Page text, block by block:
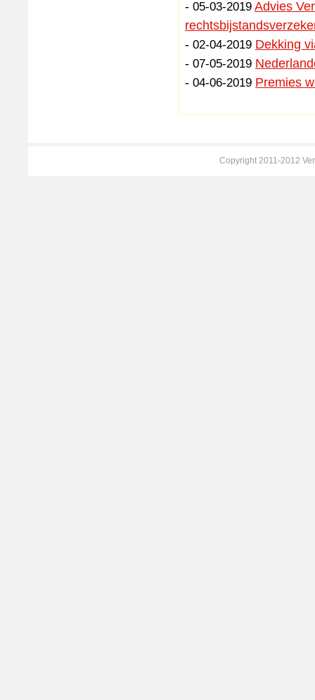
- 05-03-2019 Advies
- 02-04-2019 Dekking
- 07-05-2019
- 04-06-2019 Premies
Copyright 2011-2012